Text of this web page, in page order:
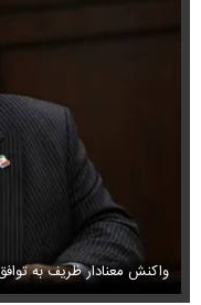
واکنش معنادار ظریف به